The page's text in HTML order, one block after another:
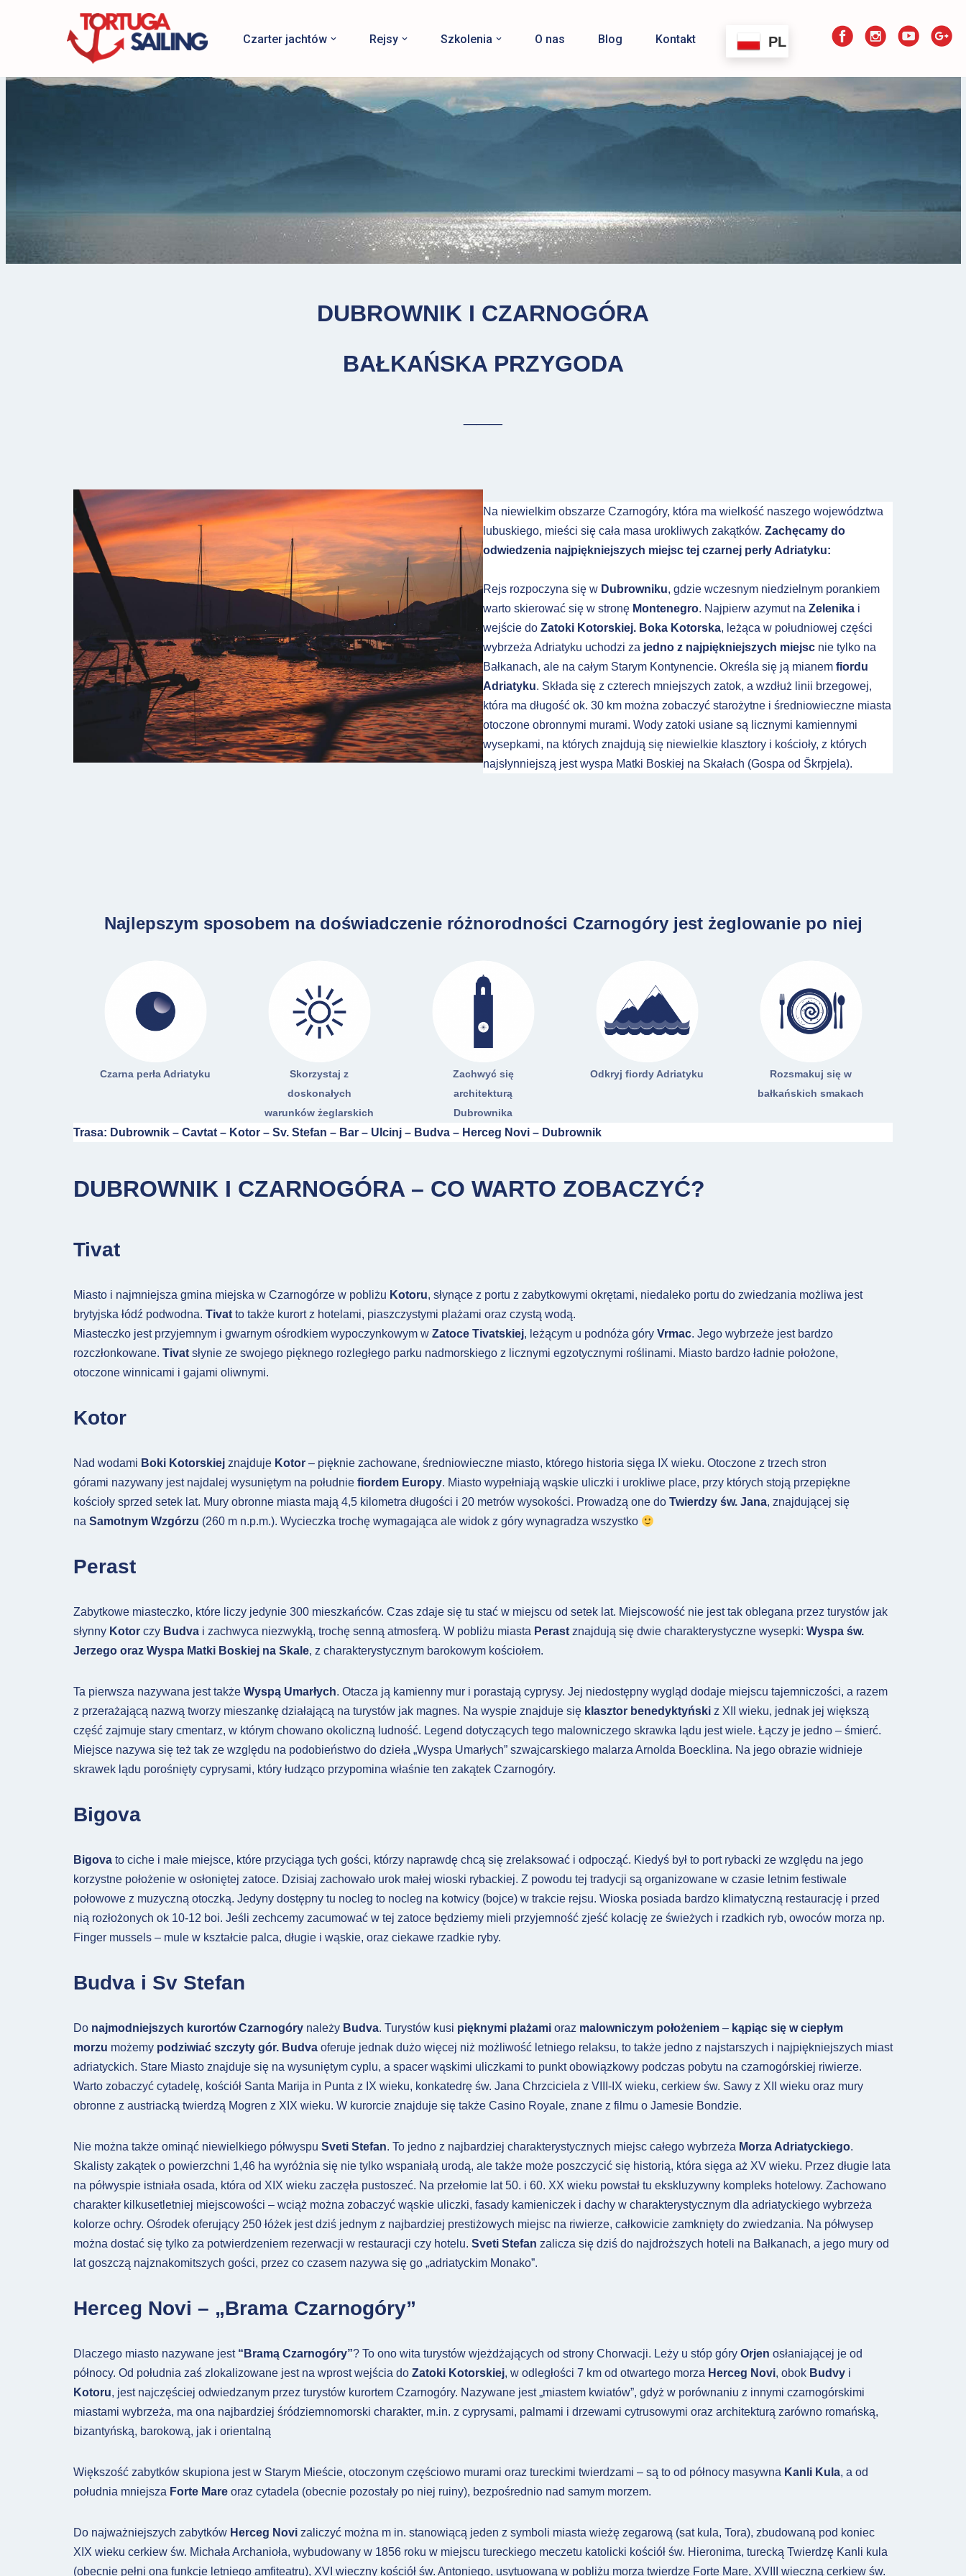
treści
Czarter jachtów Rejsy Szkolenia O nas Blog Kontakt PL
DUBROWNIK I CZARNOGÓRA
BAŁKAŃSKA PRZYGODA
Na niewielkim obszarze Czarnogóry, która ma wielkość naszego województwa
lubuskiego, mieści się cała masa urokliwych zakątków. Zachęcamy do
odwiedzenia najpiękniejszych miejsc tej czarnej perły Adriatyku:
Rejs rozpoczyna się w Dubrowniku, gdzie wczesnym niedzielnym porankiem
warto skierować się w stronę Montenegro. Najpierw azymut na Zelenika i
wejście do Zatoki Kotorskiej. Boka Kotorska, leżąca w południowej części
wybrzeża Adriatyku uchodzi za jedno z najpiękniejszych miejsc nie tylko na
Bałkanach, ale na całym Starym Kontynencie. Określa się ją mianem fiordu
Adriatyku. Składa się z czterech mniejszych zatok, a wzdłuż linii brzegowej,
która ma długość ok. 30 km można zobaczyć starożytne i średniowieczne miasta
otoczone obronnymi murami. Wody zatoki usiane są licznymi kamiennymi
wysepkami, na których znajdują się niewielkie klasztory i kościoły, z których
najsłynniejszą jest wyspa Matki Boskiej na Skałach (Gospa od Škrpjela).
Najlepszym sposobem na doświadczenie różnorodności Czarnogóry jest żeglowanie po niej
Czarna perła Adriatyku
Skorzystaj z
doskonałych
warunków żeglarskich
Zachwyć się
architekturą
Dubrownika
Odkryj fiordy Adriatyku
Rozsmakuj się w
bałkańskich smakach
Trasa: Dubrownik – Cavtat – Kotor – Sv. Stefan – Bar – Ulcinj – Budva – Herceg Novi – Dubrownik
DUBROWNIK I CZARNOGÓRA – CO WARTO ZOBACZYĆ?
Tivat
Miasto i najmniejsza gmina miejska w Czarnogórze w pobliżu Kotoru, słynące z portu z zabytkowymi okrętami, niedaleko portu do zwiedzania możliwa jest
brytyjska łódź podwodna. Tivat to także kurort z hotelami, piaszczystymi plażami oraz czystą wodą.
Miasteczko jest przyjemnym i gwarnym ośrodkiem wypoczynkowym w Zatoce Tivatskiej, leżącym u podnóża góry Vrmac. Jego wybrzeże jest bardzo
rozczłonkowane. Tivat słynie ze swojego pięknego rozległego parku nadmorskiego z licznymi egzotycznymi roślinami. Miasto bardzo ładnie położone,
otoczone winnicami i gajami oliwnymi.
Kotor
Nad wodami Boki Kotorskiej znajduje Kotor – pięknie zachowane, średniowieczne miasto, którego historia sięga IX wieku. Otoczone z trzech stron
górami nazywany jest najdalej wysuniętym na południe fiordem Europy. Miasto wypełniają wąskie uliczki i urokliwe place, przy których stoją przepiękne
kościoły sprzed setek lat. Mury obronne miasta mają 4,5 kilometra długości i 20 metrów wysokości. Prowadzą one do Twierdzy św. Jana, znajdującej się
na Samotnym Wzgórzu (260 m n.p.m.). Wycieczka trochę wymagająca ale widok z góry wynagradza wszystko
Perast
Zabytkowe miasteczko, które liczy jedynie 300 mieszkańców. Czas zdaje się tu stać w miejscu od setek lat. Miejscowość nie jest tak oblegana przez turystów jak
słynny Kotor czy Budva i zachwyca niezwykłą, trochę senną atmosferą. W pobliżu miasta Perast znajdują się dwie charakterystyczne wysepki: Wyspa św.
Jerzego oraz Wyspa Matki Boskiej na Skale, z charakterystycznym barokowym kościołem.
Ta pierwsza nazywana jest także Wyspą Umarłych. Otacza ją kamienny mur i porastają cyprysy. Jej niedostępny wygląd dodaje miejscu tajemniczości, a razem
z przerażającą nazwą tworzy mieszankę działającą na turystów jak magnes. Na wyspie znajduje się klasztor benedyktyński z XII wieku, jednak jej większą
część zajmuje stary cmentarz, w którym chowano okoliczną ludność. Legend dotyczących tego malowniczego skrawka lądu jest wiele. Łączy je jedno – śmierć.
Miejsce nazywa się też tak ze względu na podobieństwo do dzieła „Wyspa Umarłych” szwajcarskiego malarza Arnolda Boecklina. Na jego obrazie widnieje
skrawek lądu porośnięty cyprysami, który łudząco przypomina właśnie ten zakątek Czarnogóry.
Bigova
Bigova to ciche i małe miejsce, które przyciąga tych gości, którzy naprawdę chcą się zrelaksować i odpocząć. Kiedyś był to port rybacki ze względu na jego
korzystne położenie w osłoniętej zatoce. Dzisiaj zachowało urok małej wioski rybackiej. Z powodu tej tradycji są organizowane w czasie letnim festiwale
połowowe z muzyczną otoczką. Jedyny dostępny tu nocleg to nocleg na kotwicy (bojce) w trakcie rejsu. Wioska posiada bardzo klimatyczną restaurację i przed
nią rozłożonych ok 10-12 boi. Jeśli zechcemy zacumować w tej zatoce będziemy mieli przyjemność zjeść kolację ze świeżych i rzadkich ryb, owoców morza np.
Finger mussels – mule w kształcie palca, długie i wąskie, oraz ciekawe rzadkie ryby.
Budva i Sv Stefan
Do najmodniejszych kurortów Czarnogóry należy Budva. Turystów kusi pięknymi plażami oraz malowniczym położeniem – kąpiąc się w ciepłym
morzu możemy podziwiać szczyty gór. Budva oferuje jednak dużo więcej niż możliwość letniego relaksu, to także jedno z najstarszych i najpiękniejszych miast
adriatyckich. Stare Miasto znajduje się na wysuniętym cyplu, a spacer wąskimi uliczkami to punkt obowiązkowy podczas pobytu na czarnogórskiej riwierze.
Warto zobaczyć cytadelę, kościół Santa Marija in Punta z IX wieku, konkatedrę św. Jana Chrzciciela z VIII-IX wieku, cerkiew św. Sawy z XII wieku oraz mury
obronne z austriacką twierdzą Mogren z XIX wieku. W kurorcie znajduje się także Casino Royale, znane z filmu o Jamesie Bondzie.
Nie można także ominąć niewielkiego półwyspu Sveti Stefan. To jedno z najbardziej charakterystycznych miejsc całego wybrzeża Morza Adriatyckiego.
Skalisty zakątek o powierzchni 1,46 ha wyróżnia się nie tylko wspaniałą urodą, ale także może poszczycić się historią, która sięga aż XV wieku. Przez długie lata
na półwyspie istniała osada, która od XIX wieku zaczęła pustoszeć. Na przełomie lat 50. i 60. XX wieku powstał tu ekskluzywny kompleks hotelowy. Zachowano
charakter kilkusetletniej miejscowości – wciąż można zobaczyć wąskie uliczki, fasady kamieniczek i dachy w charakterystycznym dla adriatyckiego wybrzeża
kolorze ochry. Ośrodek oferujący 250 łóżek jest dziś jednym z najbardziej prestiżowych miejsc na riwierze, całkowicie zamknięty do zwiedzania. Na półwysep
można dostać się tylko za potwierdzeniem rezerwacji w restauracji czy hotelu. Sveti Stefan zalicza się dziś do najdroższych hoteli na Bałkanach, a jego mury od
lat goszczą najznakomitszych gości, przez co czasem nazywa się go „adriatyckim Monako”.
Herceg Novi – „Brama Czarnogóry”
Dlaczego miasto nazywane jest “Bramą Czarnogóry”? To ono wita turystów wjeżdżających od strony Chorwacji. Leży u stóp góry Orjen osłaniającej je od
północy. Od południa zaś zlokalizowane jest na wprost wejścia do Zatoki Kotorskiej, w odległości 7 km od otwartego morza Herceg Novi, obok Budvy i
Kotoru, jest najczęściej odwiedzanym przez turystów kurortem Czarnogóry. Nazywane jest „miastem kwiatów”, gdyż w porównaniu z innymi czarnogórskimi
miastami wybrzeża, ma ona najbardziej śródziemnomorski charakter, m.in. z cyprysami, palmami i drzewami cytrusowymi oraz architekturą zarówno romańską,
bizantyńską, barokową, jak i orientalną
Większość zabytków skupiona jest w Starym Mieście, otoczonym częściowo murami oraz tureckimi twierdzami – są to od północy masywna Kanli Kula, a od
południa mniejsza Forte Mare oraz cytadela (obecnie pozostały po niej ruiny), bezpośrednio nad samym morzem.
Do najważniejszych zabytków Herceg Novi zaliczyć można m in. stanowiącą jeden z symboli miasta wieżę zegarową (sat kula, Tora), zbudowaną pod koniec
XIX wieku cerkiew św. Michała Archanioła, wybudowany w 1856 roku w miejscu tureckiego meczetu katolicki kościół św. Hieronima, turecką Twierdzę Kanli kula
(obecnie pełni ona funkcje letniego amfiteatru), XVI wieczny kościół św. Antoniego, usytuowaną w pobliżu morza twierdzę Forte Mare, XVIII wieczną cerkiew św.